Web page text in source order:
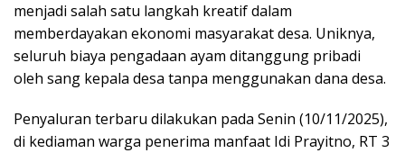
menjadi salah satu langkah kreatif dalam
memberdayakan ekonomi masyarakat desa. Uniknya,
seluruh biaya pengadaan ayam ditanggung pribadi
oleh sang kepala desa tanpa menggunakan dana desa.
Penyaluran terbaru dilakukan pada Senin (10/11/2025),
di kediaman warga penerima manfaat Idi Prayitno, RT 3